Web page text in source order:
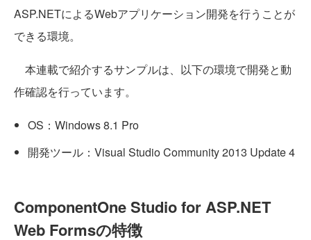
ASP.NETによるWebアプリケーション開発を行うことが
できる環境。
本連載で紹介するサンプルは、以下の環境で開発と動
作確認を行っています。
OS：Windows 8.1 Pro
開発ツール：Visual Studio Community 2013 Update 4
ComponentOne Studio for ASP.NET
Web Formsの特徴